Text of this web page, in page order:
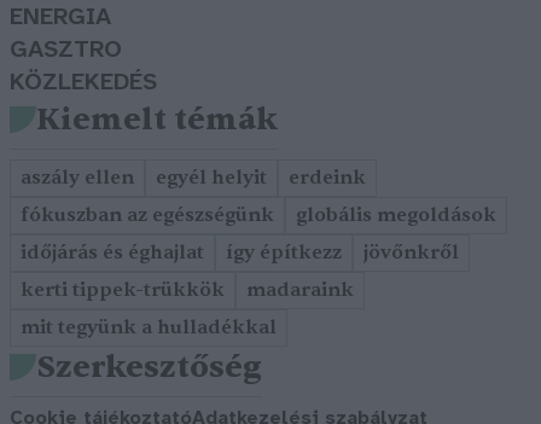
ENERGIA
GASZTRO
KÖZLEKEDÉS
Kiemelt témák
aszály ellen egyél helyit
erdeink
fókuszban az egészségünk
globális megoldások
időjárás és éghajlat
így építkezz
jövőnkről
kerti tippek-trükkök
madaraink
mit tegyünk a hulladékkal
Szerkesztőség
Cookie tájékoztatóAdatkezelési szabályzat